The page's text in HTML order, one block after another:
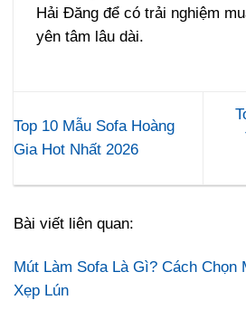
Hải Đăng để có trải nghiệm
yên tâm lâu dài.
Top 10 Mẫu Sofa Hoàng
Gia Hot Nhất 2026
Bài viết liên quan:
Mút Làm Sofa Là Gì? Cách Chọn
Xẹp Lún